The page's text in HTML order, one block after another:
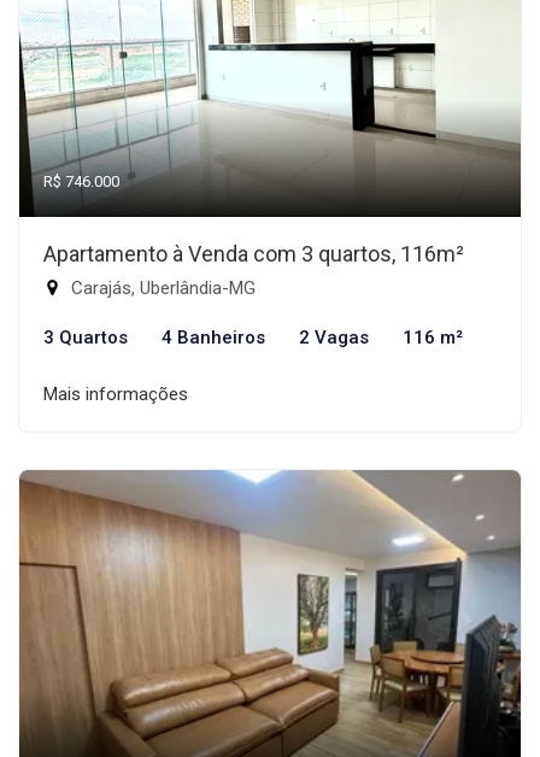
R$ 746.000
Apartamento à Venda com 3 quartos, 116m²
Carajás, Uberlândia-MG
3 Quartos 4 Banheiros 2 Vagas 116 m²
Mais informações